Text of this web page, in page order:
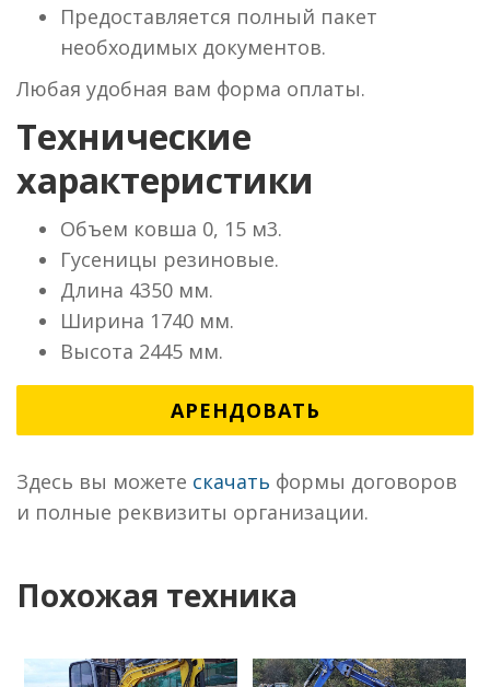
Предоставляется полный пакет
необходимых документов.
Любая удобная вам форма оплаты.
Технические
характеристики
Объем ковша 0, 15 м3.
Гусеницы резиновые.
Длина 4350 мм.
Ширина 1740 мм.
Высота 2445 мм.
АРЕНДОВАТЬ
Здесь вы можете скачать формы договоров
и полные реквизиты организации.
Похожая техника